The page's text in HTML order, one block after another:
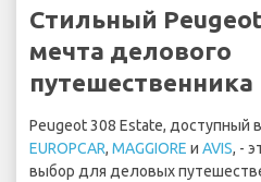
Стильный
мечта делового
путешественника
Peugeot 308 Estate, доступный в
EUROPCAR, MAGGIORE и AVIS, -
выбор для деловых